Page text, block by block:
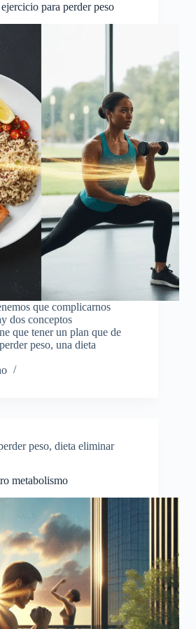
para perder peso
que complicarnos
dos conceptos
que tener un plan que de
peso, una dieta
peso, dieta eliminar
metabolismo